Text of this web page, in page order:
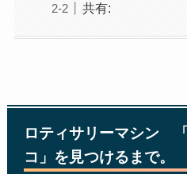
共有:
ロティサリーマシン
コ」を見つけるまで。